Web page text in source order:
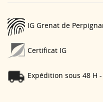
IG Grenat de
Certificat IG
Expédition sous 48 H